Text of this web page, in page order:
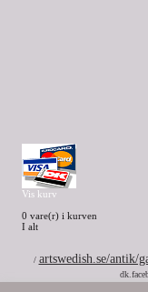
Vis kurv
0 vare(r) i kurven
I alt
/ artswedish.se/antik/